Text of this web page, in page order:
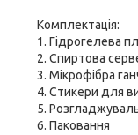
Комплектація:
1. Гідрогелева
2. Спиртова
3. Мікрофібра
4. Стикери для
5.
6. Паковання